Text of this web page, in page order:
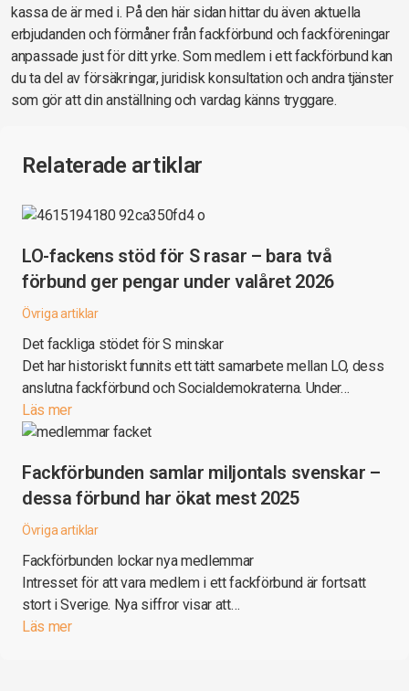
kassa de är med i. På den här sidan hittar du även aktuella
erbjudanden och förmåner från fackförbund och fackföreningar
anpassade just för ditt yrke. Som medlem i ett fackförbund kan
du ta del av försäkringar, juridisk konsultation och andra tjänster
som gör att din anställning och vardag känns tryggare.
Relaterade artiklar
LO-fackens stöd för S rasar – bara två
förbund ger pengar under valåret 2026
Övriga artiklar
Det fackliga stödet för S minskar
Det har historiskt funnits ett tätt samarbete mellan LO, dess
anslutna fackförbund och Socialdemokraterna. Under…
Läs mer
Fackförbunden samlar miljontals svenskar –
dessa förbund har ökat mest 2025
Övriga artiklar
Fackförbunden lockar nya medlemmar
Intresset för att vara medlem i ett fackförbund är fortsatt
stort i Sverige. Nya siffror visar att…
Läs mer